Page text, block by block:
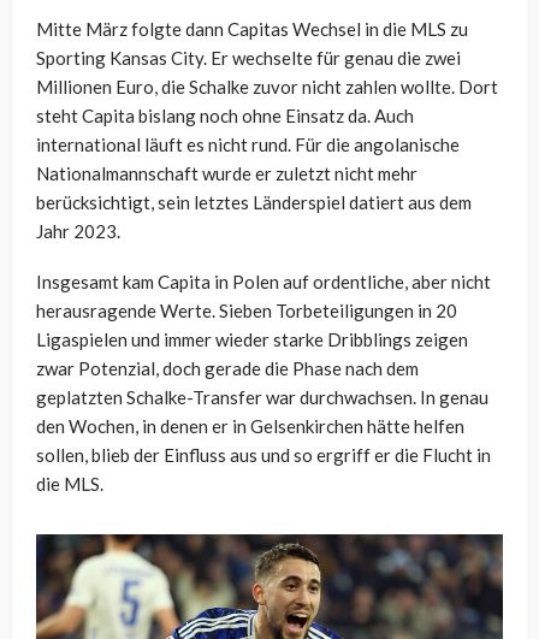
Mitte März folgte dann Capitas Wechsel in die MLS zu
Sporting Kansas City. Er wechselte für genau die zwei
Millionen Euro, die Schalke zuvor nicht zahlen wollte. Dort
steht Capita bislang noch ohne Einsatz da. Auch
international läuft es nicht rund. Für die angolanische
Nationalmannschaft wurde er zuletzt nicht mehr
berücksichtigt, sein letztes Länderspiel datiert aus dem
Jahr 2023.
Insgesamt kam Capita in Polen auf ordentliche, aber nicht
herausragende Werte. Sieben Torbeteiligungen in 20
Ligaspielen und immer wieder starke Dribblings zeigen
zwar Potenzial, doch gerade die Phase nach dem
geplatzten Schalke-Transfer war durchwachsen. In genau
den Wochen, in denen er in Gelsenkirchen hätte helfen
sollen, blieb der Einfluss aus und so ergriff er die Flucht in
die MLS.